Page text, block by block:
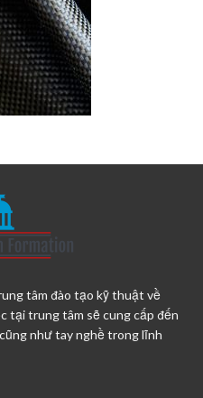
tâm đào tạo kỹ thuật về
tại trung tâm sẽ cung cấp đến
như tay nghề trong lĩnh